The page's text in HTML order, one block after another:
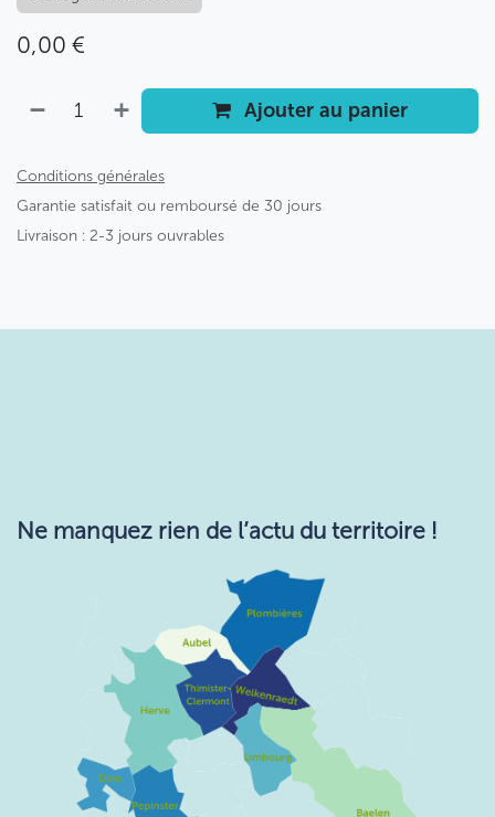
0,00 €
Ajouter au panier
Conditions générales
Garantie satisfait ou remboursé de 30 jours
Livraison : 2-3 jours ouvrables
Ne manquez rie​n de l’actu du territoire !